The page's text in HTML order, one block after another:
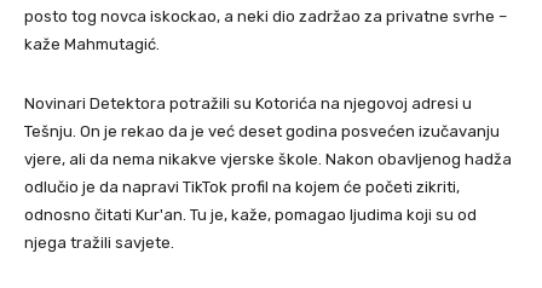
posto tog novca iskockao, a neki dio zadržao za privatne svrhe –
kaže Mahmutagić.
Novinari Detektora potražili su Kotorića na njegovoj adresi u
Tešnju. On je rekao da je već deset godina posvećen izučavanju
vjere, ali da nema nikakve vjerske škole. Nakon obavljenog hadža
odlučio je da napravi TikTok profil na kojem će početi zikriti,
odnosno čitati Kur'an. Tu je, kaže, pomagao ljudima koji su od
njega tražili savjete.